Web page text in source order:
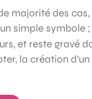
majorité des
simple symbole ;
et reste gravé
la création